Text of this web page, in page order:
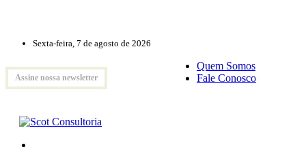
Sexta-feira, 7 de agosto de 2026
Assine nossa newsletter
Quem Somos
Fale Conosco